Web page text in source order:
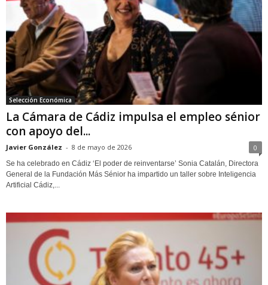
Selección Económica
La Cámara de Cádiz impulsa el empleo sénior
con apoyo del...
Javier González - 8 de mayo de 2026 0
Se ha celebrado en Cádiz ‘El poder de reinventarse’ Sonia Catalán, Directora
General de la Fundación Más Sénior ha impartido un taller sobre Inteligencia
Artificial Cádiz,...